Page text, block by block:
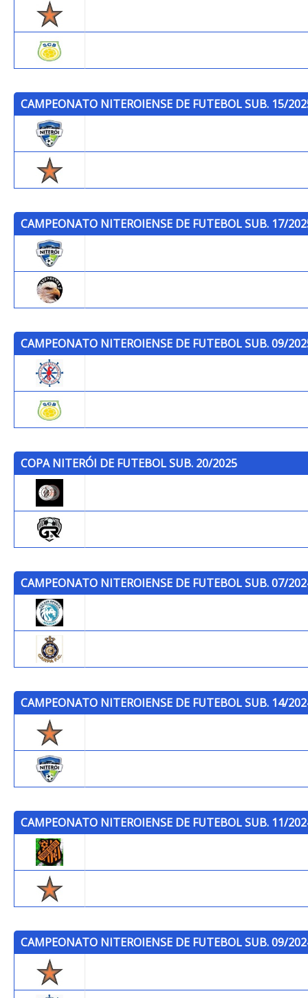
CAMPEONATO NITEROIENSE DE FUTEBOL SUB. 15/
CAMPEONATO NITEROIENSE DE FUTEBOL SUB. 17/
CAMPEONATO NITEROIENSE DE FUTEBOL SUB. 09/
COPA NITERÓI DE FUTEBOL SUB. 20/2025
CAMPEONATO NITEROIENSE DE FUTEBOL SUB. 07/
CAMPEONATO NITEROIENSE DE FUTEBOL SUB. 14/
CAMPEONATO NITEROIENSE DE FUTEBOL SUB. 11/
CAMPEONATO NITEROIENSE DE FUTEBOL SUB. 09/